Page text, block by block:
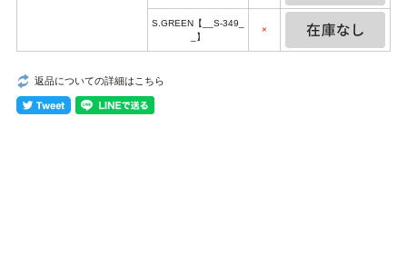
S.GREEN【__S-349_
_】
×
返品についての詳細はこちら